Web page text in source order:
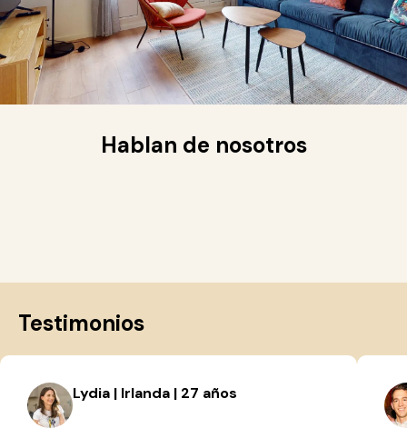
Hablan de nosotros
Testimonios
Lydia | Irlanda | 27 años